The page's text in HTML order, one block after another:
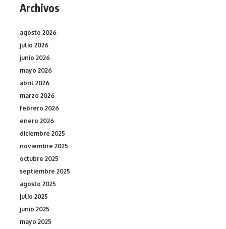
Archivos
agosto 2026
julio 2026
junio 2026
mayo 2026
abril 2026
marzo 2026
febrero 2026
enero 2026
diciembre 2025
noviembre 2025
octubre 2025
septiembre 2025
agosto 2025
julio 2025
junio 2025
mayo 2025